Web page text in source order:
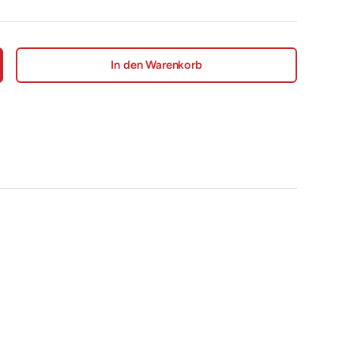
erhöhen In den Warenkorb